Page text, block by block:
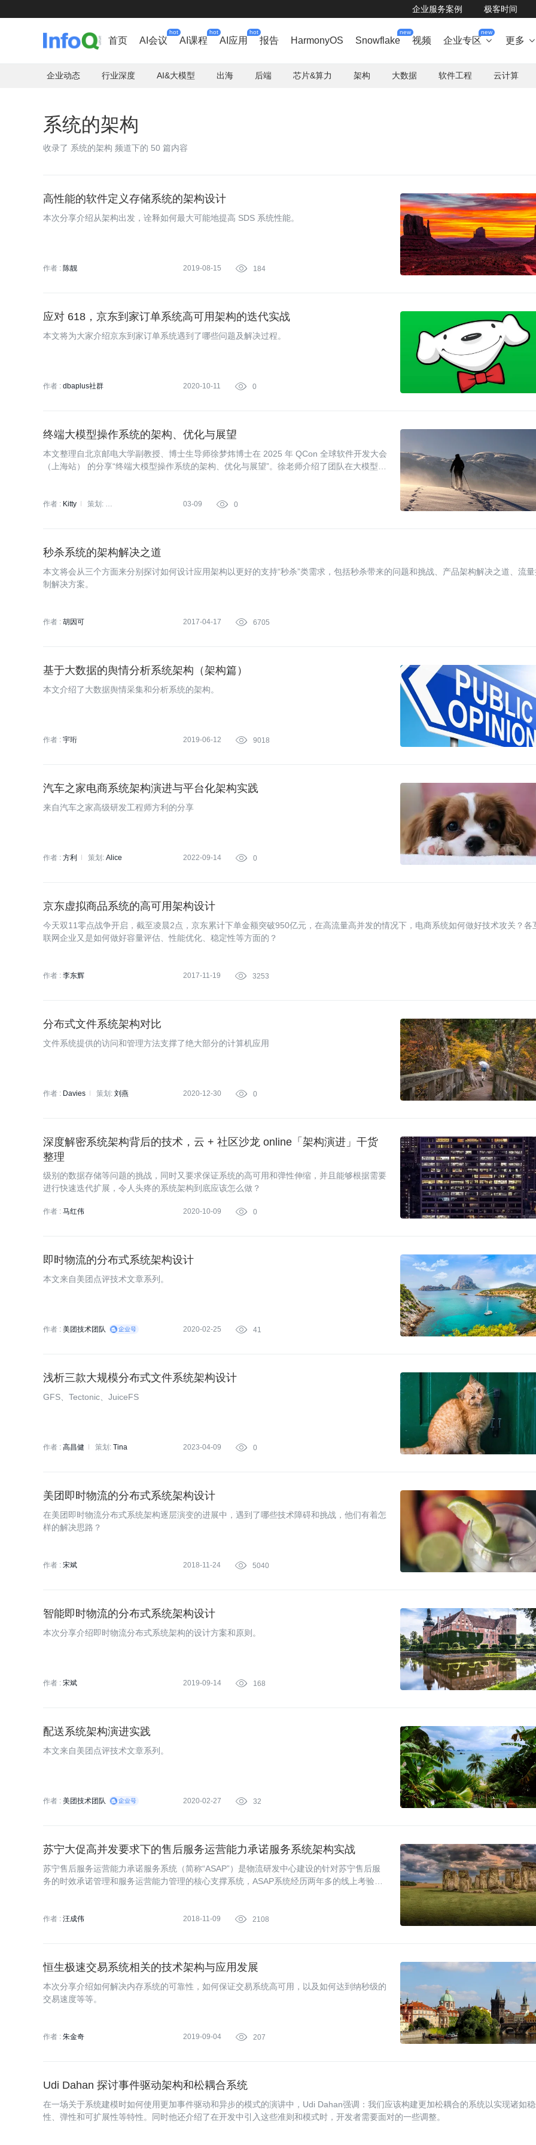
企业服务案例 极客时间
首页 AI会议
hot
AI课程
hot
AI应用
hot
报告 HarmonyOS Snowflake
new
视频 企业专区
new
 更多 
企业动态 行业深度 AI&大模型 出海 后端 芯片&算力 架构 大数据 软件工程 云计算
系统的架构
收录了 系统的架构 频道下的 50 篇内容
高性能的软件定义存储系统的架构设计
本次分享介绍从架构出发，诠释如何最大可能地提高 SDS 系统性能。
作者 : 陈靓 2019-08-15  184
应对 618，京东到家订单系统高可用架构的迭代实战
本文将为大家介绍京东到家订单系统遇到了哪些问题及解决过程。
作者 : dbaplus社群 2020-10-11  0
终端大模型操作系统的架构、优化与展望
本文整理自北京邮电大学副教授、博士生导师徐梦炜博士在 2025 年 QCon 全球软件开发大会
（上海站） 的分享“终端大模型操作系统的架构、优化与展望”。徐老师介绍了团队在大模型操
作者 : Kitty
策划:
03-09  0
秒杀系统的架构解决之道
本文将会从三个方面来分别探讨如何设计应用架构以更好的支持“秒杀”类需求，包括秒杀带来的问题和挑战、产品架构解决之道、流
制解决方案。
作者 : 胡因可 2017-04-17  6705
基于大数据的舆情分析系统架构（架构篇）
本文介绍了大数据舆情采集和分析系统的架构。
作者 : 宇珩 2019-06-12  9018
汽车之家电商系统架构演进与平台化架构实践
来自汽车之家高级研发工程师方利的分享
作者 : 方利 策划: Alice 2022-09-14  0
京东虚拟商品系统的高可用架构设计
今天双11零点战争开启，截至凌晨2点，京东累计下单金额突破950亿元，在高流量高并发的情况下，电商系统如何做好技术攻关？各
联网企业又是如何做好容量评估、性能优化、稳定性等方面的？
作者 : 李东辉 2017-11-19  3253
分布式文件系统架构对比
文件系统提供的访问和管理方法支撑了绝大部分的计算机应用
作者 : Davies 策划: 刘燕 2020-12-30  0
深度解密系统架构背后的技术，云 + 社区沙龙 online「架构演进」干货
整理
级别的数据存储等问题的挑战，同时又要求保证系统的高可用和弹性伸缩，并且能够根据需要
进行快速迭代扩展，令人头疼的系统架构到底应该怎么做？
作者 : 马红伟 2020-10-09  0
即时物流的分布式系统架构设计
本文来自美团点评技术文章系列。
作者 : 美团技术团队 2020-02-25  41
浅析三款大规模分布式文件系统架构设计
GFS、Tectonic、JuiceFS
作者 : 高昌健 策划: Tina 2023-04-09  0
美团即时物流的分布式系统架构设计
在美团即时物流分布式系统架构逐层演变的进展中，遇到了哪些技术障碍和挑战，他们有着怎
样的解决思路？
作者 : 宋斌 2018-11-24  5040
智能即时物流的分布式系统架构设计
本次分享介绍即时物流分布式系统架构的设计方案和原则。
作者 : 宋斌 2019-09-14  168
配送系统架构演进实践
本文来自美团点评技术文章系列。
作者 : 美团技术团队 2020-02-27  32
苏宁大促高并发要求下的售后服务运营能力承诺服务系统架构实战
苏宁售后服务运营能力承诺服务系统（简称“ASAP”）是物流研发中心建设的针对苏宁售后服
务的时效承诺管理和服务运营能力管理的核心支撑系统，ASAP系统经历两年多的线上考验与
作者 : 汪成伟 2018-11-09  2108
恒生极速交易系统相关的技术架构与应用发展
本次分享介绍如何解决内存系统的可靠性，如何保证交易系统高可用，以及如何达到纳秒级的
交易速度等等。
作者 : 朱金奇 2019-09-04  207
Udi Dahan 探讨事件驱动架构和松耦合系统
在一场关于系统建模时如何使用更加事件驱动和异步的模式的演讲中，Udi Dahan强调：我们应该构建更加松耦合的系统以实现诸如
性、弹性和可扩展性等特性。同时他还介绍了在开发中引入这些准则和模式时，开发者需要面对的一些调整。